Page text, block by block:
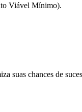
Viável Mínimo).
suas chances de